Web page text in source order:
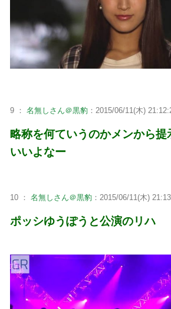
9 ： 名無しさん＠黒豹 ：2015/06/11(木)
略称を何ていうのかメンから提
いいよなー
10 ： 名無しさん＠黒豹 ：2015/06/11(木)
ポッシゆうぽうと公演のリハ